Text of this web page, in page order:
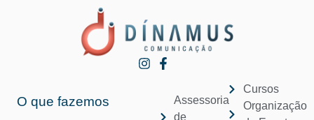
O que fazemos
Assessoria
de
Cursos
Organização